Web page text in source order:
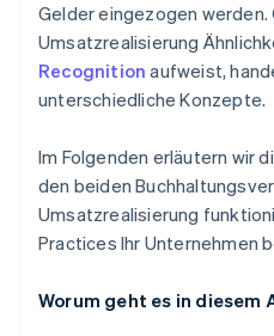
Gelder eingezogen werden.
Umsatzrealisierung
Recognition aufweist,
unterschiedliche Konzepte.
Im Folgenden erläutern wir
den beiden
Umsatzrealisierung
Practices Ihr Unternehmen
Worum geht es in diesem